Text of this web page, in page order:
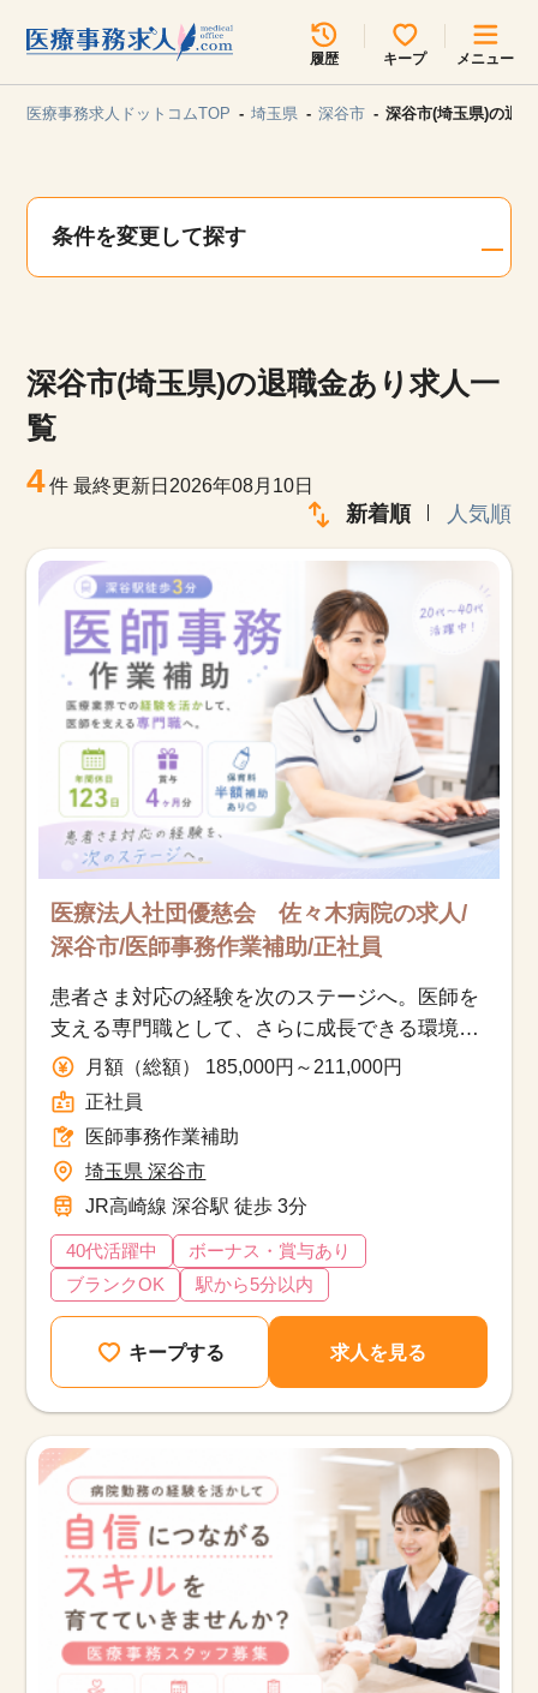
履歴 キープ メニュー
見学会・イベント情報
お知らせ
医療事務求人ドットコムとは
サイトの使い方
就職サポート
人材をお探しの医療機関・企業様
医療事務求人ドットコムTOP 埼玉県 深谷市 深谷市(埼玉県)の退
条件を変更して探す
深谷市(埼玉県)の退職金あり求人一
覧
4件最終更新日2026年08月10日
新着順 人気順
医療法人社団優慈会 佐々木病院の求人/
深谷市/医師事務作業補助/正社員
患者さま対応の経験を次のステージへ。医師を
支える専門職として、さらに成長できる環境で
す♪
月額（総額） 185,000円～211,000円
正社員
医師事務作業補助
埼玉県 深谷市
JR高崎線 深谷駅 徒歩 3分
40代活躍中
ボーナス・賞与あり
ブランクOK
駅から5分以内
キープする 求人を見る
所在地のエリアを選択してください
各支店担当よりご連絡させていただきます。
関東
甲信越・北陸 中国・四国
九州・沖縄